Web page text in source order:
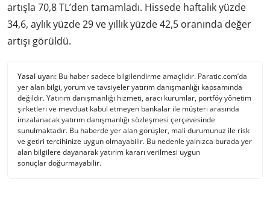
artışla 70,8 TL’den tamamladı. Hissede haftalık yüzde
34,6, aylık yüzde 29 ve yıllık yüzde 42,5 oranında değer
artışı görüldü.
Yasal uyarı: Bu haber sadece bilgilendirme amaçlıdır. Paratic.com’da
yer alan bilgi, yorum ve tavsiyeler yatırım danışmanlığı kapsamında
değildir. Yatırım danışmanlığı hizmeti, aracı kurumlar, portföy yönetim
şirketleri ve mevduat kabul etmeyen bankalar ile müşteri arasında
imzalanacak yatırım danışmanlığı sözleşmesi çerçevesinde
sunulmaktadır. Bu haberde yer alan görüşler, mali durumunuz ile risk
ve getiri tercihinize uygun olmayabilir. Bu nedenle yalnızca burada yer
alan bilgilere dayanarak yatırım kararı verilmesi uygun
sonuçlar doğurmayabilir.